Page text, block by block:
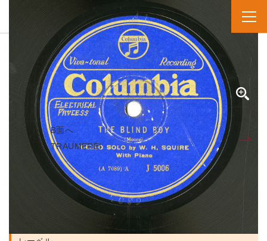
SPレコード
THE BLIND BOY
資料番号：SPH2991301458A
THE BLIND BOY
A面
B面へ
TRAUMEREI
人名・団体名
William Henry Squire 演奏者
George Washington Moore 作曲者